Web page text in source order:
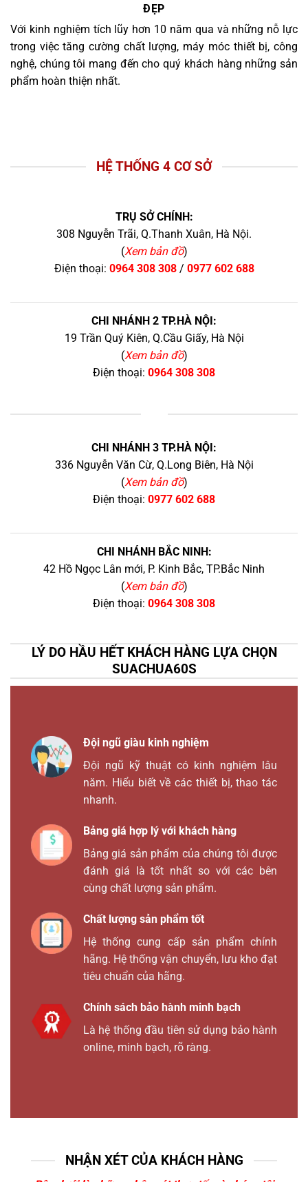
ĐẸP
Với kinh nghiệm tích lũy hơn 10 năm qua và những nỗ lực
trong việc tăng cường chất lượng, máy móc thiết bị, công
nghệ, chúng tôi mang đến cho quý khách hàng những sản
phẩm hoàn thiện nhất.
HỆ THỐNG 4 CƠ SỞ
TRỤ SỞ CHÍNH:
308 Nguyễn Trãi, Q.Thanh Xuân, Hà Nội.
(Xem bản đồ)
Điện thoại: 0964 308 308/ 0977 602 688
CHI NHÁNH 2 TP.HÀ NỘI:
19 Trần Quý Kiên, Q.Cầu Giấy, Hà Nội
(Xem bản đồ)
Điện thoại: 0964 308 308
CHI NHÁNH 3 TP.HÀ NỘI:
336 Nguyễn Văn Cừ, Q.Long Biên, Hà Nội
(Xem bản đồ)
Điện thoại: 0977 602 688
CHI NHÁNH BẮC NINH:
42 Hồ Ngọc Lân mới, P. Kinh Bắc, TP.Bắc Ninh
(Xem bản đồ)
Điện thoại: 0964 308 308
LÝ DO HẦU HẾT KHÁCH HÀNG LỰA CHỌN
SUACHUA60S
Đội ngũ giàu kinh nghiệm
Đội ngũ kỹ thuật có kinh nghiệm lâu
năm. Hiểu biết về các thiết bị, thao tác
nhanh.
Bảng giá hợp lý với khách hàng
Bảng giá sản phẩm của chúng tôi được
đánh giá là tốt nhất so với các bên
cùng chất lượng sản phẩm.
Chất lượng sản phẩm tốt
Hệ thống cung cấp sản phẩm chính
hãng. Hệ thống vận chuyển, lưu kho đạt
tiêu chuẩn của hãng.
Chính sách bảo hành minh bạch
Là hệ thống đầu tiên sử dụng bảo hành
online, minh bạch, rõ ràng.
NHẬN XÉT CỦA KHÁCH HÀNG